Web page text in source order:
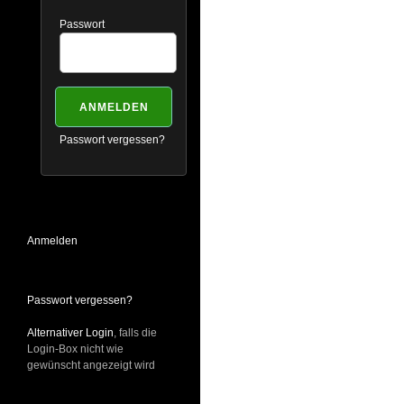
Passwort
Passwort vergessen?
Anmelden
Passwort vergessen?
Alternativer Login , falls die
Login-Box nicht wie
gewünscht angezeigt wird